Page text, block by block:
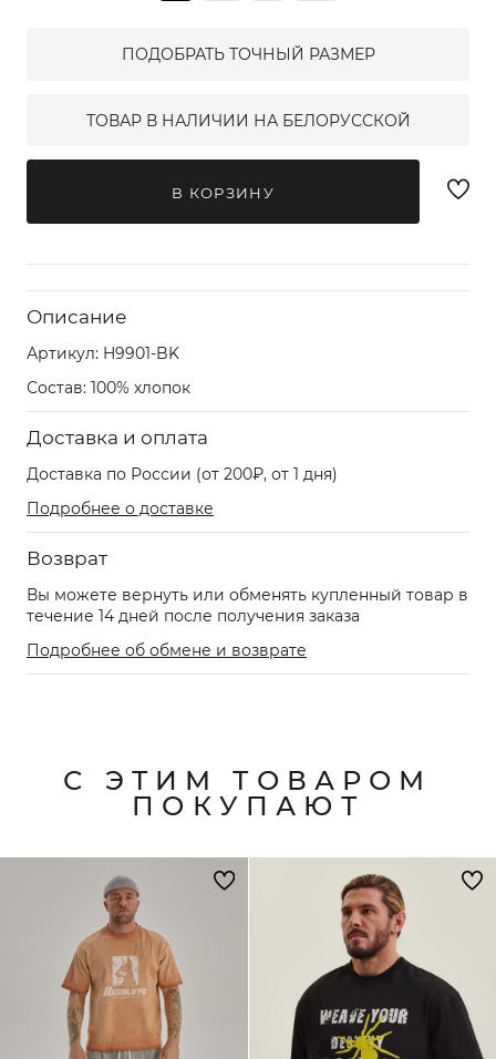
ПОДОБРАТЬ ТОЧНЫЙ РАЗМЕР
ТОВАР В НАЛИЧИИ НА БЕЛОРУССКОЙ
В КОРЗИНУ
Описание
Артикул: H9901-BK
Состав: 100% хлопок
Доставка и оплата
Доставка по России (от 200₽, от 1 дня)
Подробнее о доставке
Возврат
Вы можете вернуть или обменять купленный товар в
течение 14 дней после получения заказа
Подробнее об обмене и возврате
С ЭТИМ ТОВАРОМ
ПОКУПАЮТ